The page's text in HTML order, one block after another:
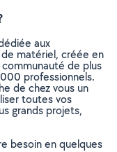
aux
matériel, créée en
de plus
professionnels.
de chez vous un
toutes vos
grands projets,
besoin en quelques